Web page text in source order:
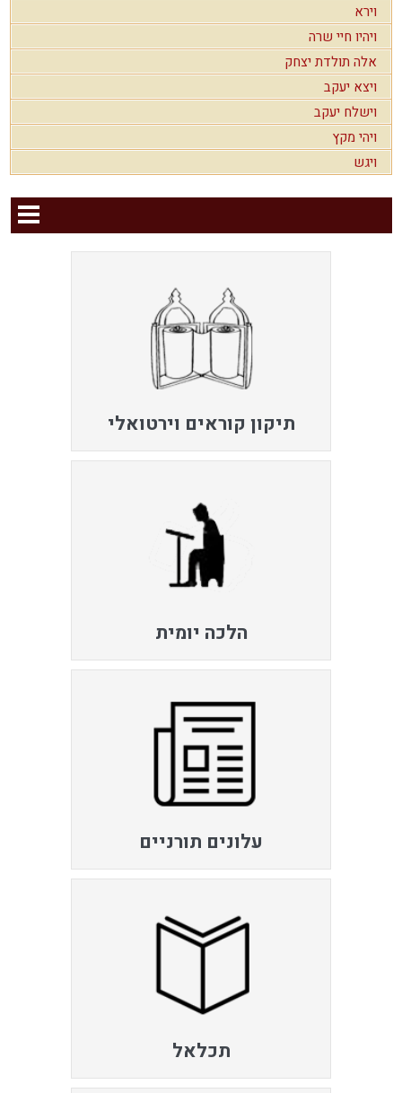
וירא
ויהיו חיי שרה
אלה תולדת יצחק
ויצא יעקב
וישלח יעקב
ויהי מקץ
ויגש
תיקון קוראים וירטואלי
הלכה יומית
עלונים תורניים
תכלאל